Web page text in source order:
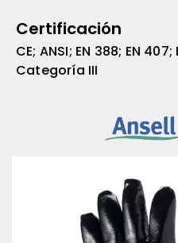
Certificación
CE; ANSI; EN 388; EN
Categoría III